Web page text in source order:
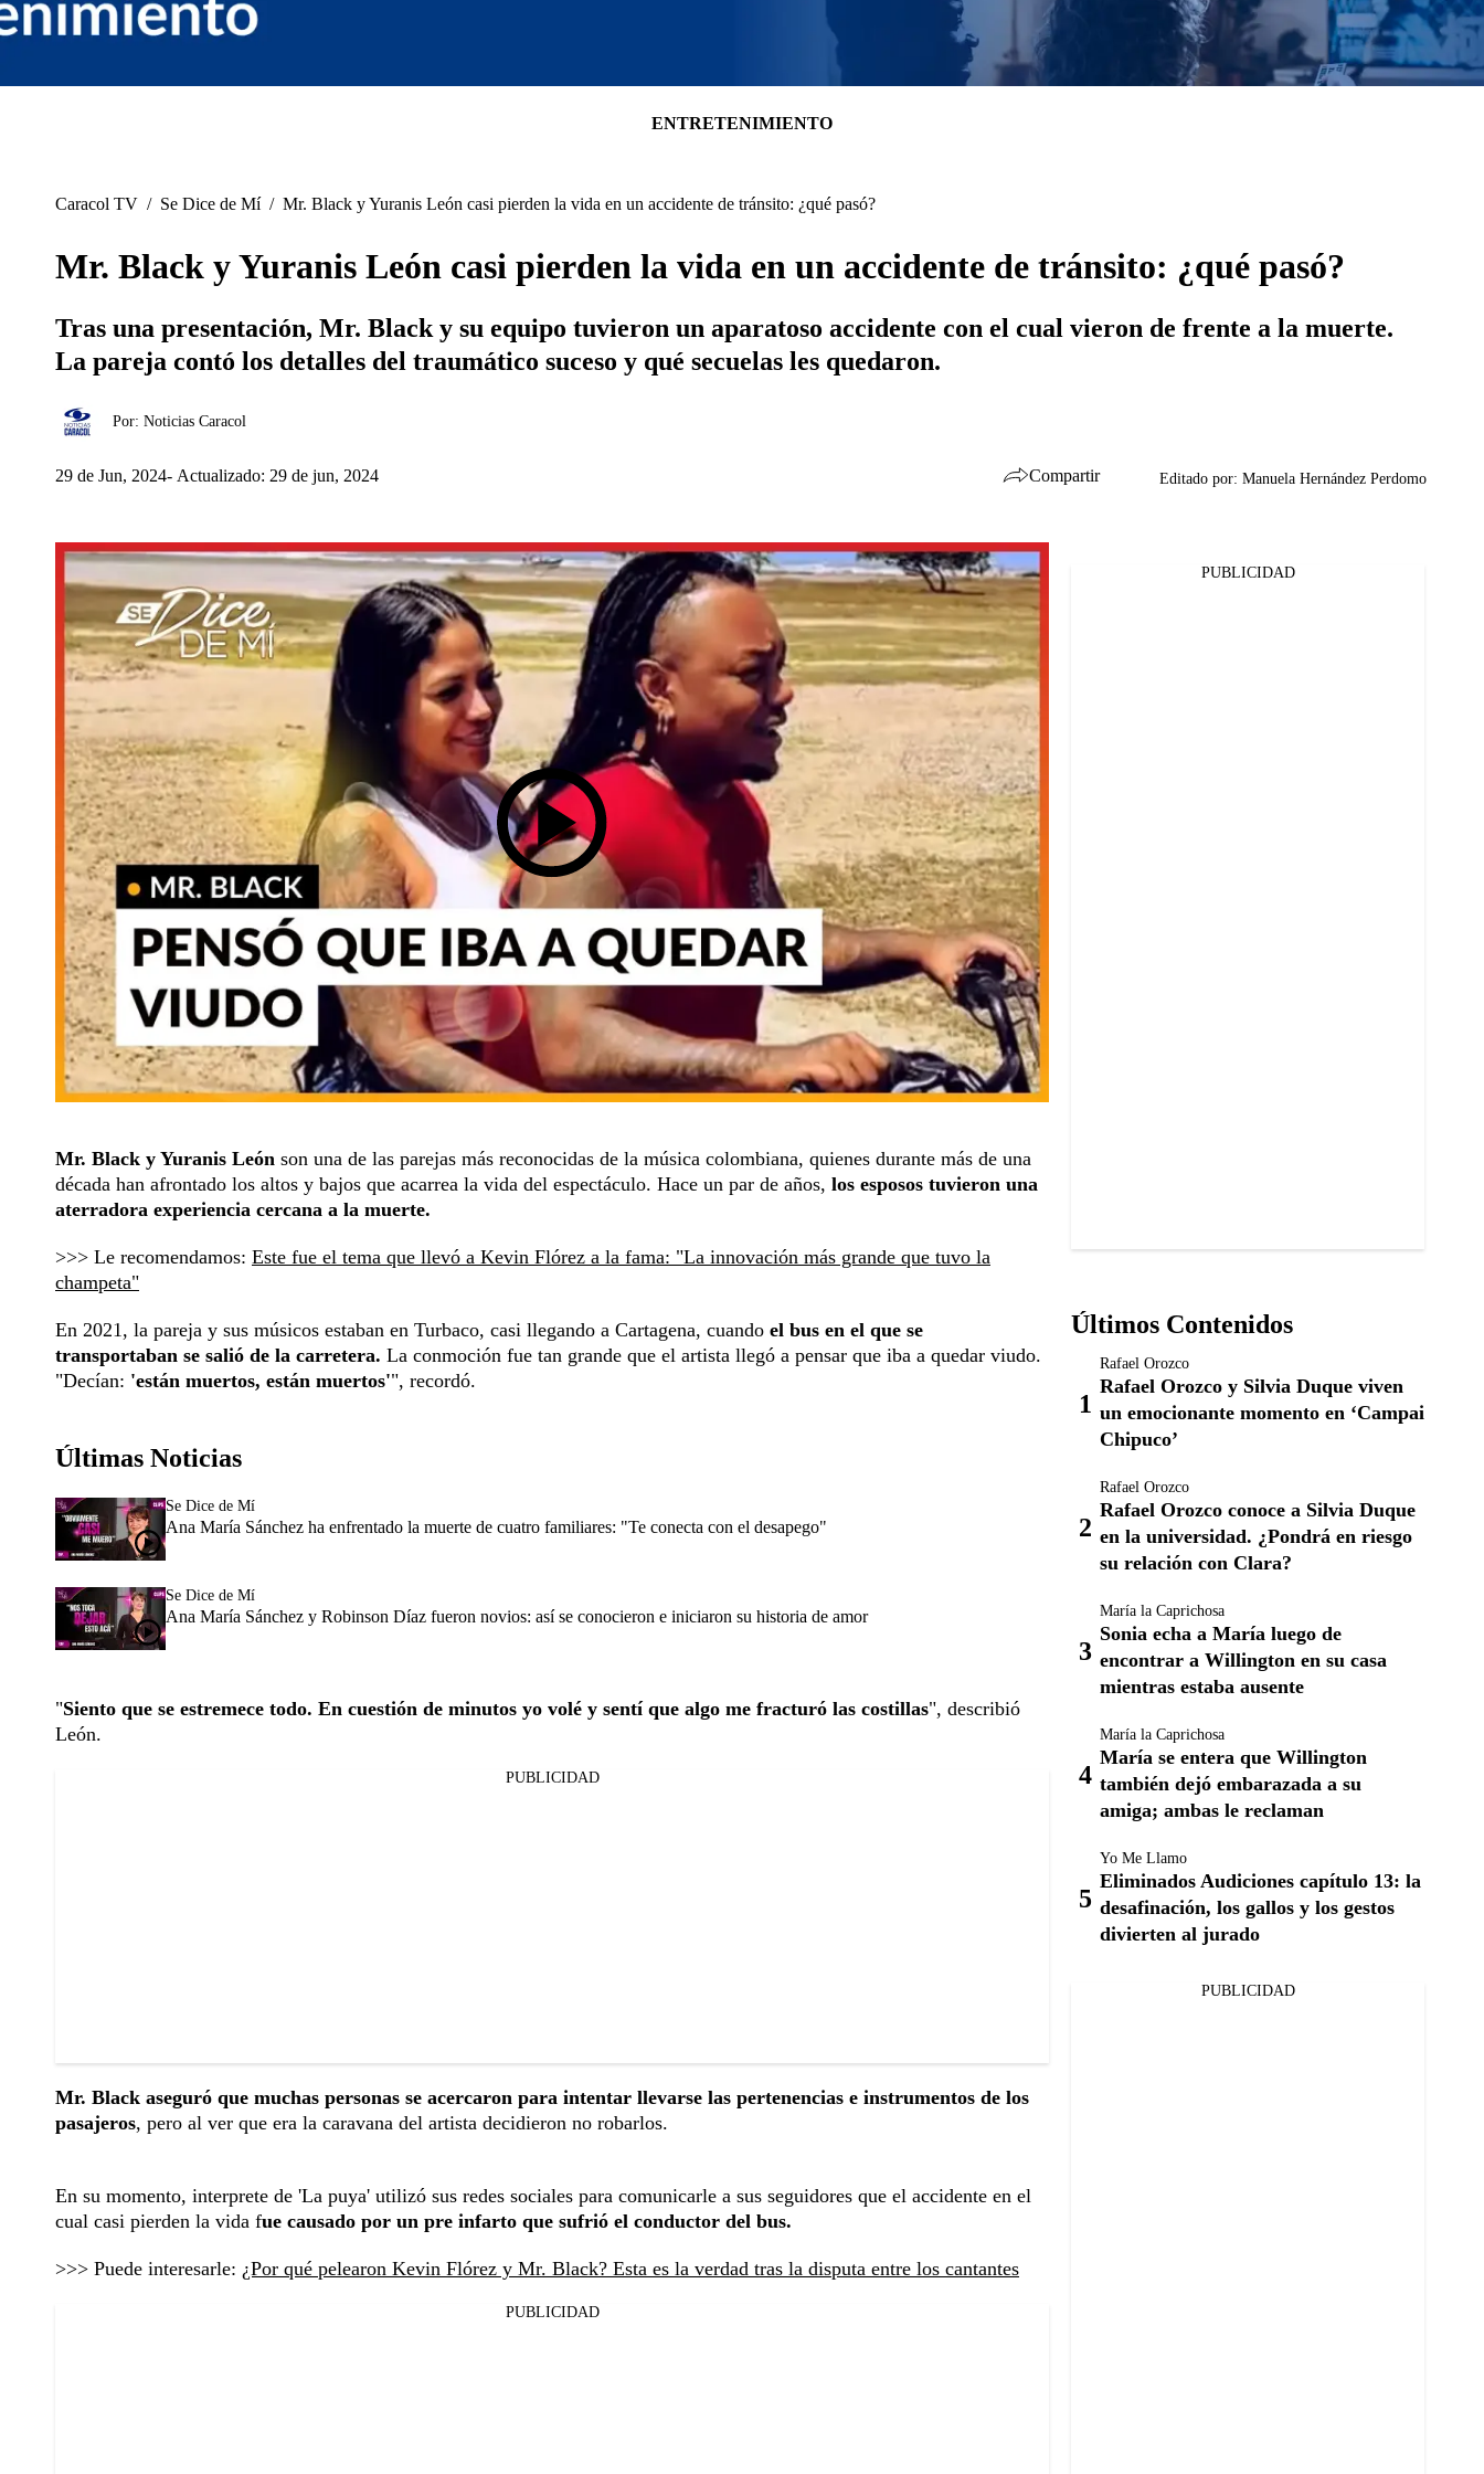
ENTRETENIMIENTO
Caracol TV / Se Dice de Mí / Mr. Black y Yuranis León casi pierden la vida en un accidente de tránsito: ¿qué pasó?
Mr. Black y Yuranis León casi pierden la vida en un accidente de tránsito: ¿qué pasó?
Tras una presentación, Mr. Black y su equipo tuvieron un aparatoso accidente con el cual vieron de frente a la muerte.
La pareja contó los detalles del traumático suceso y qué secuelas les quedaron.
Por: Noticias Caracol
29 de Jun, 2024 Actualizado: 29 de jun, 2024 Compartir Editado por: Manuela Hernández Perdomo
Mr. Black y Yuranis León son una de las parejas más reconocidas de la música colombiana, quienes durante más de una
década han afrontado los altos y bajos que acarrea la vida del espectáculo. Hace un par de años, los esposos tuvieron una
aterradora experiencia cercana a la muerte.
>>> Le recomendamos: Este fue el tema que llevó a Kevin Flórez a la fama: "La innovación más grande que tuvo la
champeta"
En 2021, la pareja y sus músicos estaban en Turbaco, casi llegando a Cartagena, cuando el bus en el que se
transportaban se salió de la carretera. La conmoción fue tan grande que el artista llegó a pensar que iba a quedar viudo.
"Decían: 'están muertos, están muertos'", recordó.
Últimas Noticias
Se Dice de Mí
Ana María Sánchez ha enfrentado la muerte de cuatro familiares: "Te conecta con el desapego"
Se Dice de Mí
Ana María Sánchez y Robinson Díaz fueron novios: así se conocieron e iniciaron su historia de amor
"Siento que se estremece todo. En cuestión de minutos yo volé y sentí que algo me fracturó las costillas", describió
León.
PUBLICIDAD
Mr. Black aseguró que muchas personas se acercaron para intentar llevarse las pertenencias e instrumentos de los
pasajeros, pero al ver que era la caravana del artista decidieron no robarlos.
En su momento, interprete de 'La puya' utilizó sus redes sociales para comunicarle a sus seguidores que el accidente en el
cual casi pierden la vida fue causado por un pre infarto que sufrió el conductor del bus.
>>> Puede interesarle: ¿Por qué pelearon Kevin Flórez y Mr. Black? Esta es la verdad tras la disputa entre los cantantes
PUBLICIDAD
PUBLICIDAD
Últimos Contenidos
Rafael Orozco
Rafael Orozco y Silvia Duque viven
un emocionante momento en ‘Campai
Chipuco’
Rafael Orozco
Rafael Orozco conoce a Silvia Duque
en la universidad. ¿Pondrá en riesgo
su relación con Clara?
María la Caprichosa
Sonia echa a María luego de
encontrar a Willington en su casa
mientras estaba ausente
María la Caprichosa
María se entera que Willington
también dejó embarazada a su
amiga; ambas le reclaman
Yo Me Llamo
Eliminados Audiciones capítulo 13: la
desafinación, los gallos y los gestos
divierten al jurado
PUBLICIDAD